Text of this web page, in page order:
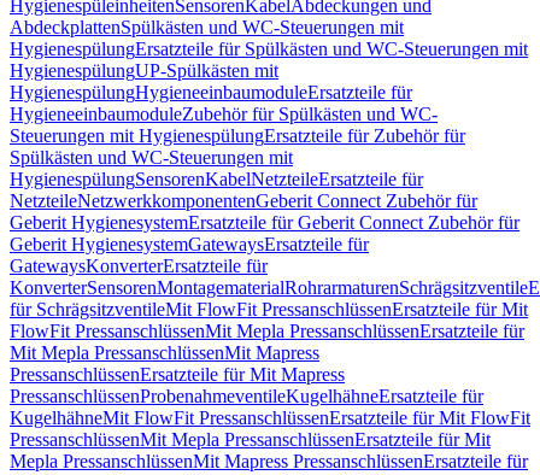
HygienespüleinheitenSensorenKabelAbdeckungen und
AbdeckplattenSpülkästen und WC-Steuerungen mit
HygienespülungErsatzteile für Spülkästen und WC-Steuerungen mit
HygienespülungUP-Spülkästen mit
HygienespülungHygieneeinbaumoduleErsatzteile für
HygieneeinbaumoduleZubehör für Spülkästen und WC-
Steuerungen mit HygienespülungErsatzteile für Zubehör für
Spülkästen und WC-Steuerungen mit
HygienespülungSensorenKabelNetzteileErsatzteile für
NetzteileNetzwerkkomponentenGeberit Connect Zubehör für
Geberit HygienesystemErsatzteile für Geberit Connect Zubehör für
Geberit HygienesystemGatewaysErsatzteile für
GatewaysKonverterErsatzteile für
KonverterSensorenMontagematerialRohrarmaturenSchrägsitzventile
für SchrägsitzventileMit FlowFit PressanschlüssenErsatzteile für Mit
FlowFit PressanschlüssenMit Mepla PressanschlüssenErsatzteile für
Mit Mepla PressanschlüssenMit Mapress
PressanschlüssenErsatzteile für Mit Mapress
PressanschlüssenProbenahmeventileKugelhähneErsatzteile für
KugelhähneMit FlowFit PressanschlüssenErsatzteile für Mit FlowFit
PressanschlüssenMit Mepla PressanschlüssenErsatzteile für Mit
Mepla PressanschlüssenMit Mapress PressanschlüssenErsatzteile für